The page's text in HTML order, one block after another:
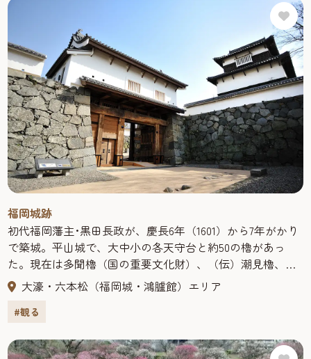
福岡城跡
初代福岡藩主･黒田長政が、慶長6年（1601）から7年がかり
で築城。平山城で、大中小の各天守台と約50の櫓があっ
た。現在は多聞櫓（国の重要文化財）、（伝）潮見櫓、下
之橋御門、潮見櫓などが保存され、大天守台は展望台に
なっている。堀には県指定天然記念物のツクシオオガヤツ
リが自生し、城内には万葉歌碑もある。国指定の史跡で、
大濠・六本松（福岡城・鴻臚館）エリア
#観る